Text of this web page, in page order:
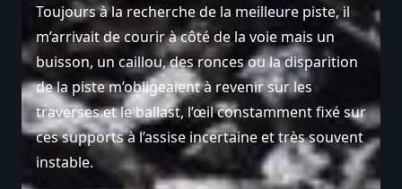
Toujours à la recherche de la meilleure piste, il
m’arrivait de courir à côté de la voie mais un
buisson, un caillou, des ronces ou la disparition
de la piste m’obligeaient à revenir sur les
traverses et le ballast, l’œil constamment fixé sur
ces supports à l’assise incertaine et très souvent
instable.